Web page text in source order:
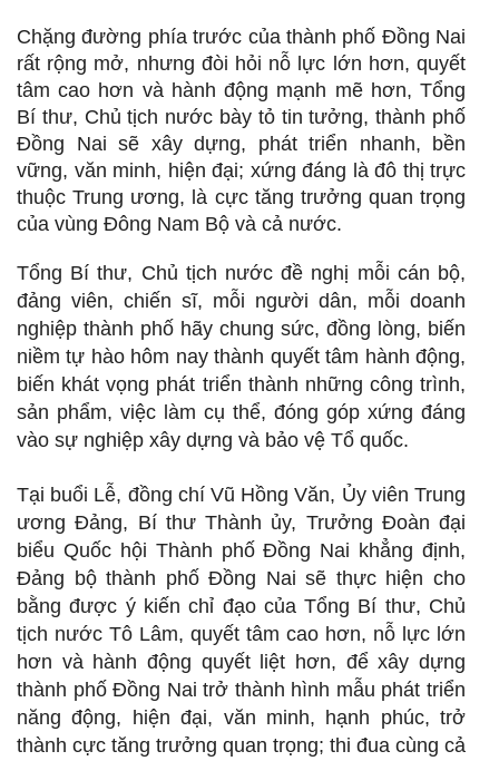
Chặng đường phía trước của thành phố Đồng Nai
rất rộng mở, nhưng đòi hỏi nỗ lực lớn hơn, quyết
tâm cao hơn và hành động mạnh mẽ hơn, Tổng
Bí thư, Chủ tịch nước bày tỏ tin tưởng, thành phố
Đồng Nai sẽ xây dựng, phát triển nhanh, bền
vững, văn minh, hiện đại; xứng đáng là đô thị trực
thuộc Trung ương, là cực tăng trưởng quan trọng
của vùng Đông Nam Bộ và cả nước.
Tổng Bí thư, Chủ tịch nước đề nghị mỗi cán bộ,
đảng viên, chiến sĩ, mỗi người dân, mỗi doanh
nghiệp thành phố hãy chung sức, đồng lòng, biến
niềm tự hào hôm nay thành quyết tâm hành động,
biến khát vọng phát triển thành những công trình,
sản phẩm, việc làm cụ thể, đóng góp xứng đáng
vào sự nghiệp xây dựng và bảo vệ Tổ quốc.
Tại buổi Lễ, đồng chí Vũ Hồng Văn, Ủy viên Trung
ương Đảng, Bí thư Thành ủy, Trưởng Đoàn đại
biểu Quốc hội Thành phố Đồng Nai khẳng định,
Đảng bộ thành phố Đồng Nai sẽ thực hiện cho
bằng được ý kiến chỉ đạo của Tổng Bí thư, Chủ
tịch nước Tô Lâm, quyết tâm cao hơn, nỗ lực lớn
hơn và hành động quyết liệt hơn, để xây dựng
thành phố Đồng Nai trở thành hình mẫu phát triển
năng động, hiện đại, văn minh, hạnh phúc, trở
thành cực tăng trưởng quan trọng; thi đua cùng cả